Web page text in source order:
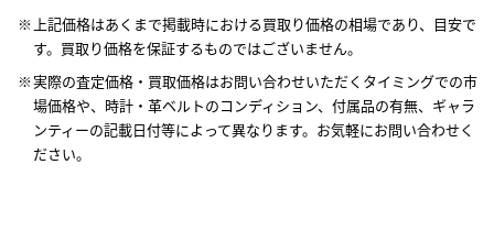
上記価格はあくまで掲載時における買取り価格の相場であり、目安で
す。買取り価格を保証するものではございません。
実際の査定価格・買取価格はお問い合わせいただくタイミングでの市
場価格や、時計・革ベルトのコンディション、付属品の有無、ギャラ
ンティーの記載日付等によって異なります。お気軽にお問い合わせく
ださい。